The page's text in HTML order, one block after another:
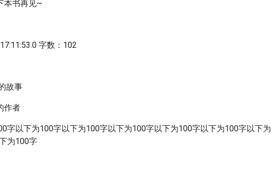
本书再见~
字数：102
故事
作者
字以下为100字以下为100字以下为100字以下为100字以下为100字以下为
为100字